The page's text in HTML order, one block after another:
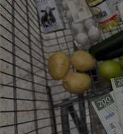
Serie A
Echipe Meciuri Clasament